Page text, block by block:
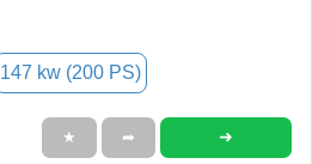
147 kw (200 PS)
★ ➦ ➜